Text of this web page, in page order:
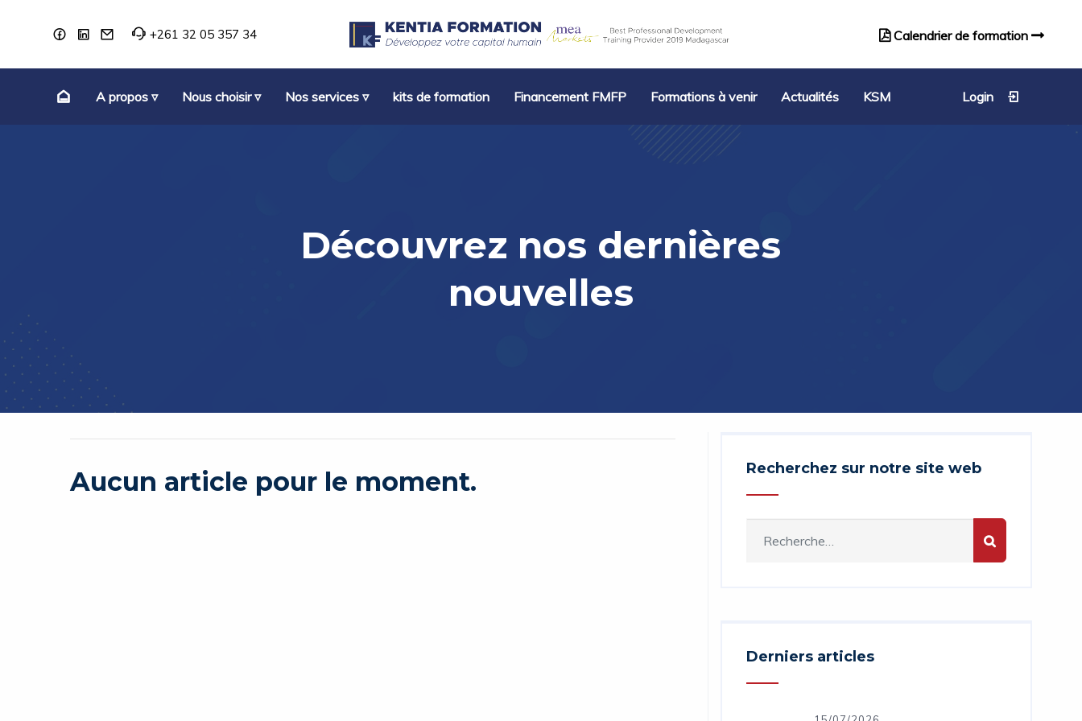
+261 32 05 357 34
Calendrier de formation
A propos ▿ Nous choisir ▿ Nos services ▿ kits de formation Financement FMFP Formations à venir Actualités KSM Login
Découvrez nos dernières
nouvelles
Aucun article pour le moment. Recherchez sur notre site web
Derniers articles